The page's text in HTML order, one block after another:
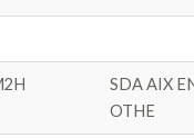
SDA AIX
OTHE